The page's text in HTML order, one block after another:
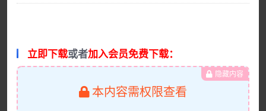
立即下载或者加入会员免费下载：
隐藏内容
本内容需权限查看